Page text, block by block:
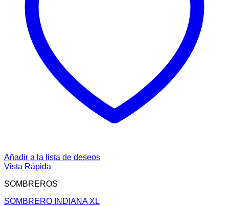
Añadir a la lista de deseos
Vista Rápida
SOMBREROS
SOMBRERO INDIANA XL